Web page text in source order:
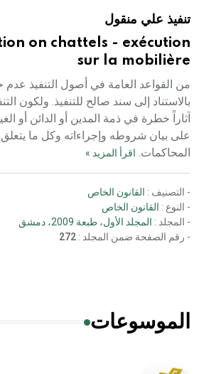
تنفيذ علي منقول
on chattels - exécution
sur la mobilière
من القواعد العامة في أصول التنفيذ عدم
بالاستناد إلى سند صالح للتنفيذ. ولكون
آثاراً خطرة في ذمة المدين أو الدائن أو
على بيان شروطه وإجراءاته وكل ما
المحاكمات. اقرأ المزيد »
- التصنيف : القانون الخاص
- النوع : القانون الخاص
- المجلد : المجلد الأول، طبعة 2009، دمشق
- رقم الصفحة ضمن المجلد : 272
الموسوعات